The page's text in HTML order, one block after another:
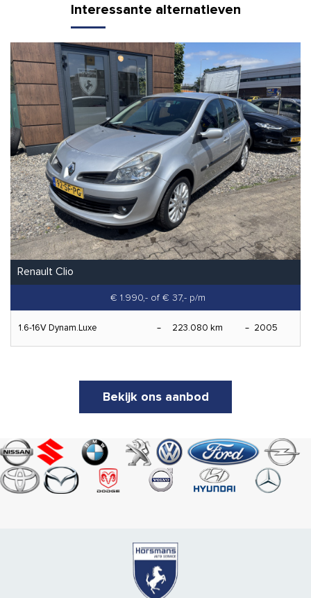
Interessante alternatieven
Renault Clio
€ 1.990,- of € 37,- p/m
1.6-16V Dynam.Luxe 223.080 km 2005
Bekijk ons aanbod